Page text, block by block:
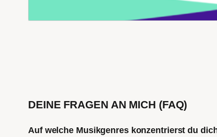
DEINE FRAGEN AN MICH (FAQ)
Auf welche Musikgenres konzentrierst du